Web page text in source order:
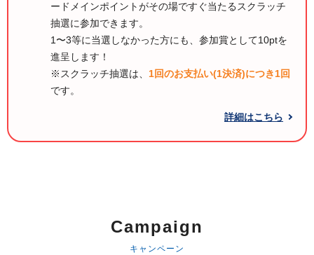
ードメインポイントがその場ですぐ当たるスクラッチ
抽選に参加できます。
1〜3等に当選しなかった方にも、参加賞として10ptを
進呈します！
※スクラッチ抽選は、 1回のお支払い(1決済)につき1回
です。
詳細はこちら
Campaign
キャンペーン